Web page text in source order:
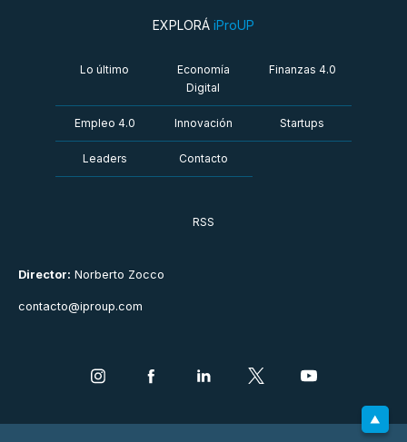
Director: Norberto Zocco
contacto@iproup.com
EXPLORÁ iProUP
Lo último
Economía
Digital
Finanzas 4.0
Empleo 4.0 Innovación Startups
Leaders Contacto
RSS